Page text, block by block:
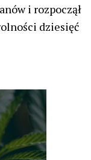
i rozpoczął
dziesięć